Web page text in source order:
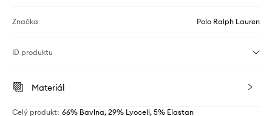
Značka Polo Ralph Lauren
ID produktu
Materiál
Celý produkt: 66% Bavlna, 29% Lyocell, 5% Elastan